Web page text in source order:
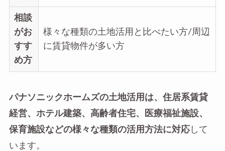
相談
がお
すす
め方
様々な種類の土地活用と比べたい方/周辺
に賃貸物件が多い方
パナソニックホームズの土地活用は、住居系賃貸
経営、ホテル建築、高齢者住宅、医療福祉施設、
保育施設などの様々な種類の活用方法に対応して
います。